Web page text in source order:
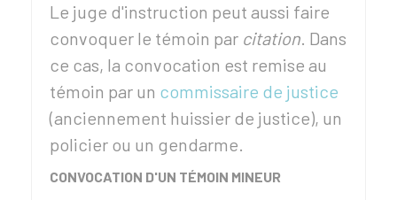
Le juge d'instruction peut aussi faire
convoquer le témoin par citation. Dans
ce cas, la convocation est remise au
témoin par un commissaire de justice
(anciennement huissier de justice), un
policier ou un gendarme.
CONVOCATION D'UN TÉMOIN MINEUR